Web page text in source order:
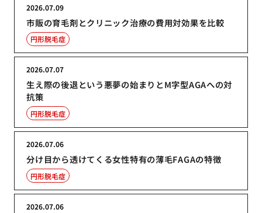
市販の育毛剤とクリニック治療の費用対効果を比較
2026.07.09
円形脱毛症
生え際の後退という悪夢の始まりとM字型AGAへの対
抗策
2026.07.07
円形脱毛症
分け目から透けてくる女性特有の薄毛FAGAの特徴
2026.07.06
円形脱毛症
2026.07.06